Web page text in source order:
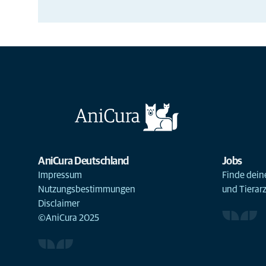
AniCura Deutschland
Impressum
Nutzungsbestimmungen
Disclaimer
©AniCura 2025
Jobs
Finde
und